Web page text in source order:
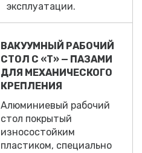
эксплуатации.
ВАКУУМНЫЙ РАБОЧИЙ
СТОЛ С «Т» — ПАЗАМИ
ДЛЯ МЕХАНИЧЕСКОГО
КРЕПЛЕНИЯ
Алюминиевый рабочий
стол покрытый
износостойким
пластиком, специально